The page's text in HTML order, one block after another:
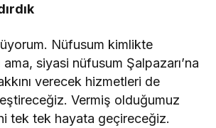
Nüfusum kimlikte
ama, siyasi nüfusum Şalpazarı’na
verecek hizmetleri de
Vermiş olduğumuz
tek tek hayata geçireceğiz.